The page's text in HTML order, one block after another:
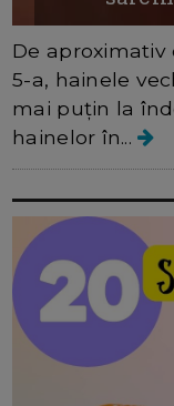
De
5-a, hainele
mai puțin la
hainelor în...